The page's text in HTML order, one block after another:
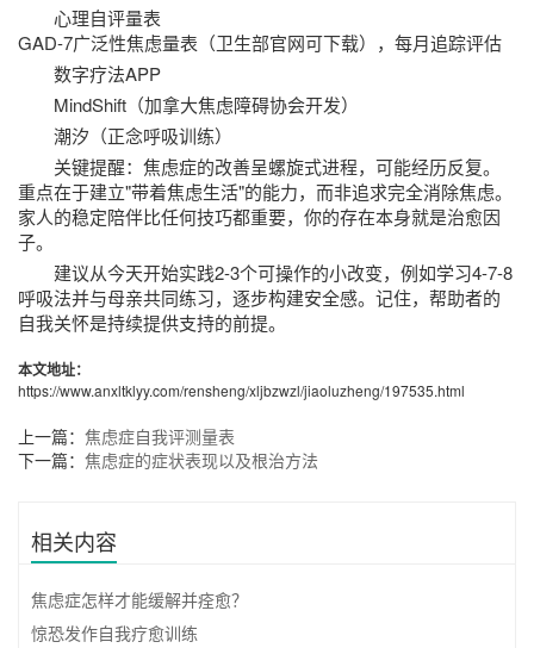
心理自评量表
GAD-7广泛性焦虑量表（卫生部官网可下载），每月追踪评估
数字疗法APP
MindShift（加拿大焦虑障碍协会开发）
潮汐（正念呼吸训练）
关键提醒：焦虑症的改善呈螺旋式进程，可能经历反复。
重点在于建立"带着焦虑生活"的能力，而非追求完全消除焦虑。
家人的稳定陪伴比任何技巧都重要，你的存在本身就是治愈因
子。
建议从今天开始实践2-3个可操作的小改变，例如学习4-7-8
呼吸法并与母亲共同练习，逐步构建安全感。记住，帮助者的
自我关怀是持续提供支持的前提。
本文地址：
https://www.anxltklyy.com/rensheng/xljbzwzl/jiaoluzheng/197535.html
上一篇： 焦虑症自我评测量表
下一篇： 焦虑症的症状表现以及根治方法
相关内容
焦虑症怎样才能缓解并痊愈？
惊恐发作自我疗愈训练